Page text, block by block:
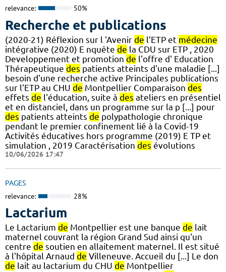
relevance: 50%
Recherche et publications
(2020-21) Réflexion sur l 'Avenir de l’ETP et médecine
intégrative (2020) E nquête de la CDU sur ETP , 2020
Developpement et promotion de l'offre d' Education
Thérapeutique des patients atteints d'une maladie [...]
besoin d'une recherche active Principales publications
sur l'ETP au CHU de Montpellier Comparaison des
effets de l'éducation, suite à des ateliers en présentiel
et en distanciel, dans un programme sur la p [...] pour
des patients atteints de polypathologie chronique
pendant le premier confinement lié à la Covid-19
Activités éducatives hors programme (2019) E TP et
simulation , 2019 Caractérisation des évolutions
10/06/2026 17:47
PAGES
relevance: 28%
Lactarium
Le Lactarium de Montpellier est une banque de lait
maternel couvrant la région Grand Sud ainsi qu'un
centre de soutien en allaitement maternel. Il est situé
à l'hôpital Arnaud de Villeneuve. Accueil du [...] Le don
de lait au lactarium du CHU de Montpellier